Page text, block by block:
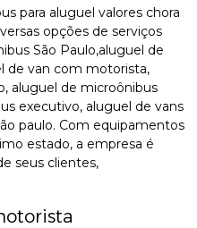
para aluguel valores chora
opções de serviços
São Paulo,aluguel de
de van com motorista,
aluguel de microônibus
executivo, aluguel de vans
paulo. Com equipamentos
estado, a empresa é
seus clientes,